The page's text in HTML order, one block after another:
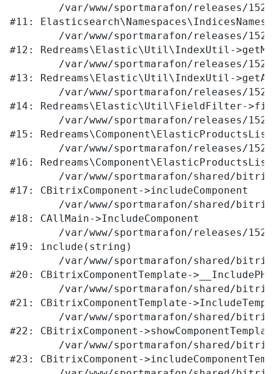
#11:
#12: Redreams\Elastic\Util\IndexUtil-
#13: Redreams\Elastic\Util\IndexUtil-
#14: Redreams\Elastic\Util\FieldFilter-
#15:
#16:
#17: CBitrixComponent->includeComponent
#18: CAllMain->IncludeComponent
#19: include(string)
#20: CBitrixComponentTemplate-
#21: CBitrixComponentTemplate-
#22: CBitrixComponent-
#23: CBitrixComponent-